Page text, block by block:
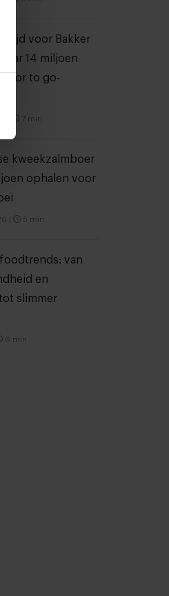
tijd voor Bakker
naar 14 miljoen
door to go-
7 min
kweekzalmboer
ophalen voor
5 min
van
en
slimmer
6 min